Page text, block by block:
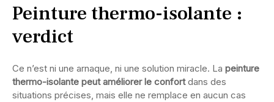
Peinture thermo-isolante :
verdict
Ce n’est ni une arnaque, ni une solution miracle. La peinture
thermo-isolante peut améliorer le confortdans des
situations précises, mais elle ne remplace en aucun cas